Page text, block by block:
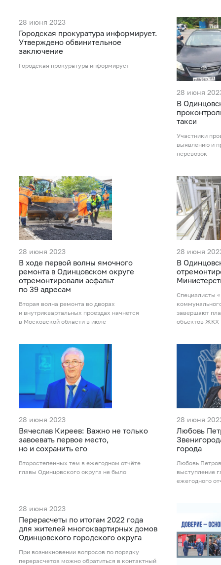
28 июня 2023
Городская прокуратура информирует.
Утверждено обвинительное
заключение
Городская прокуратура информирует
28 июня
В
такси
Участники
выявлению и
перевозок
28 июня 2023
В ходе первой волны ямочного
ремонта в Одинцовском округе
отремонтировали асфальт
по 39 адресам
Вторая волна ремонта во дворах
и внутриквартальных проездах начнется
в Московской области в июле
28 июня
В
Специалисты
завершают
объектов ЖКХ
28 июня 2023
Вячеслав Киреев: Важно не только
завоевать первое место,
но и сохранить его
Второстепенных тем в ежегодном отчёте
главы Одинцовского округа не было
28 июня
Любовь
города
Любовь
выступление
ежегодного
28 июня 2023
Перерасчеты по итогам 2022 года
для жителей многоквартирных домов
Одинцовского городского округа
При возникновении вопросов по порядку
перерасчетов можно обратиться в контактный